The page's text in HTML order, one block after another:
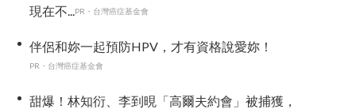
現在不...PR・台灣癌症基金會
伴侶和妳一起預防HPV，才有資格說愛妳！
PR・台灣癌症基金會
甜爆！林知衍、李到晛「高爾夫約會」被捕獲，